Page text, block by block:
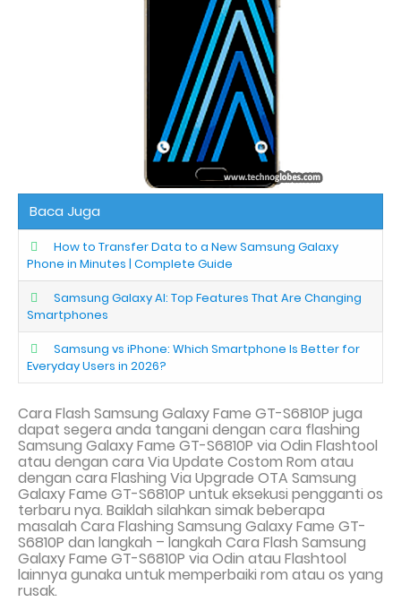
Baca Juga
How to Transfer Data to a New Samsung Galaxy
Phone in Minutes | Complete Guide
Samsung Galaxy AI: Top Features That Are Changing
Smartphones
Samsung vs iPhone: Which Smartphone Is Better for
Everyday Users in 2026?
Cara Flash Samsung Galaxy Fame GT-S6810P juga
dapat segera anda tangani dengan cara flashing
Samsung Galaxy Fame GT-S6810P via Odin Flashtool
atau dengan cara Via Update Costom Rom atau
dengan cara Flashing Via Upgrade OTA Samsung
Galaxy Fame GT-S6810P untuk eksekusi pengganti os
terbaru nya. Baiklah silahkan simak beberapa
masalah Cara Flashing Samsung Galaxy Fame GT-
S6810P dan langkah – langkah Cara Flash Samsung
Galaxy Fame GT-S6810P via Odin atau Flashtool
lainnya gunaka untuk memperbaiki rom atau os yang
rusak.